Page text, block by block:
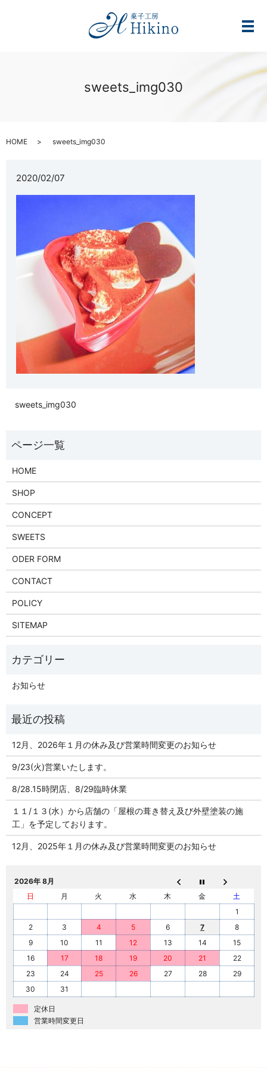
メ
sweets_img030
HOME sweets_img030
2020/02/07
sweets_img030
HOME
SHOP
CONCEPT
SWEETS
ODER FORM
CONTACT
POLICY
SITEMAP
お知らせ
12月、2026年１月の休み及び営業時間変更のお知らせ
9/23(火)営業いたします。
8/28.15時閉店、8/29臨時休業
１１/１３(水）から店舗の「屋根の葺き替え及び外壁塗装の施
工」を予定しております。
12月、2025年１月の休み及び営業時間変更のお知らせ
2026年 8月
日
月 火 水 木 金
土
1
2
3 4 5 6 7
8
9
10 11 12 13 14
15
16
17 18 19 20 21
22
23
24 25 26 27 28
29
30
31
定休日
営業時間変更日